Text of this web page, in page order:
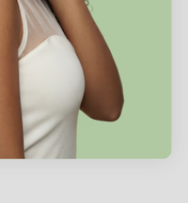
CARRITO